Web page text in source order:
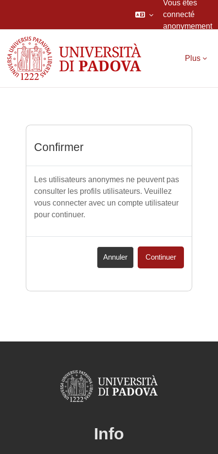
Vous êtes
connecté
anonymement
Plus
Confirmer
Les utilisateurs anonymes ne peuvent pas
consulter les profils utilisateurs. Veuillez
vous connecter avec un compte utilisateur
pour continuer.
Annuler Continuer
Info